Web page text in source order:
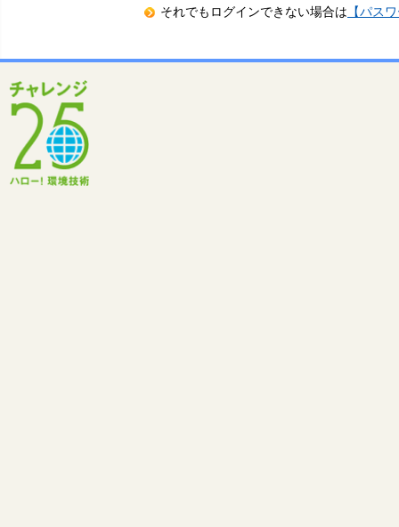
それでもログインできない場合は 【パス